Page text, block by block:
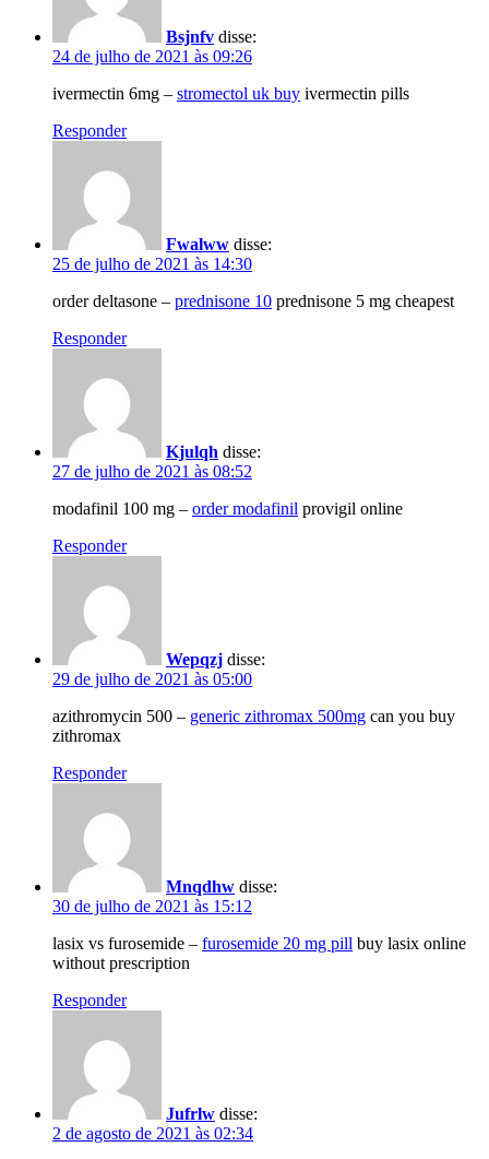
Bsjnfv disse:
24 de julho de 2021 às 09:26
ivermectin 6mg – stromectol uk buy ivermectin pills
Responder
Fwalww disse:
25 de julho de 2021 às 14:30
order deltasone – prednisone 10 prednisone 5 mg cheapest
Responder
Kjulqh disse:
27 de julho de 2021 às 08:52
modafinil 100 mg – order modafinil provigil online
Responder
Wepqzj disse:
29 de julho de 2021 às 05:00
azithromycin 500 – generic zithromax 500mg can you buy
zithromax
Responder
Mnqdhw disse:
30 de julho de 2021 às 15:12
lasix vs furosemide – furosemide 20 mg pill buy lasix online
without prescription
Responder
Jufrlw disse:
2 de agosto de 2021 às 02:34